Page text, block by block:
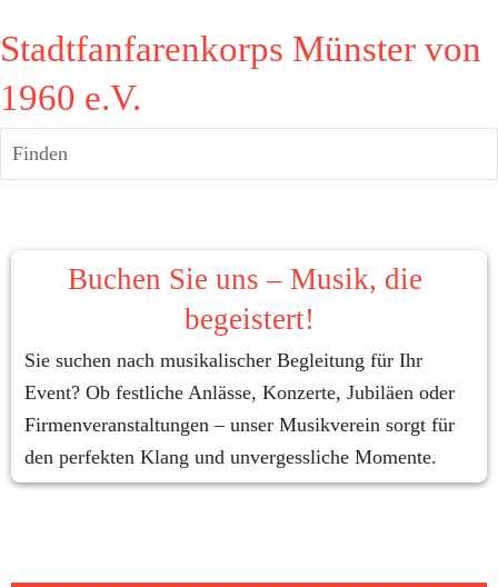
Stadtfanfarenkorps Münster von
1960 e.V.
Finden
Buchen Sie uns – Musik, die
begeistert!
Sie suchen nach musikalischer Begleitung für Ihr
Event? Ob festliche Anlässe, Konzerte, Jubiläen oder
Firmenveranstaltungen – unser Musikverein sorgt für
den perfekten Klang und unvergessliche Momente.